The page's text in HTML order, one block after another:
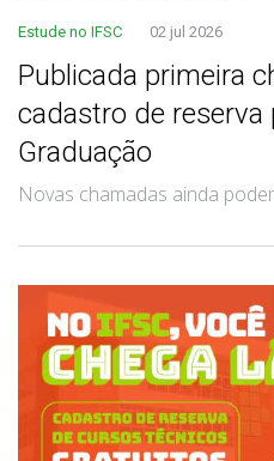
Estude no IFSC 02 jul 2026
Publicada primeira
cadastro de reserva
Graduação
Novas chamadas ainda